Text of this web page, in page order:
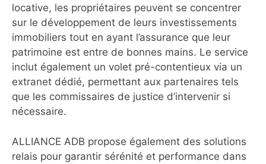
locative, les propriétaires peuvent se concentrer
sur le développement de leurs investissements
immobiliers tout en ayant l’assurance que leur
patrimoine est entre de bonnes mains. Le service
inclut également un volet pré-contentieux via un
extranet dédié, permettant aux partenaires tels
que les commissaires de justice d’intervenir si
nécessaire.
ALLIANCE ADB propose également des solutions
relais pour garantir sérénité et performance dans